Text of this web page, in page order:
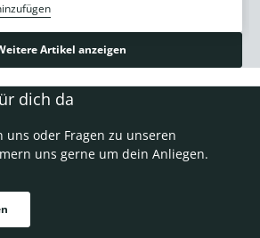
Artikel anzeigen
dich da
uns oder Fragen zu unseren
uns gerne um dein Anliegen.